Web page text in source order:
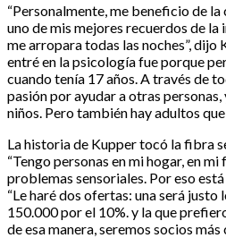
“Personalmente, me beneficio de
uno de mis mejores recuerdos de la
me arropara todas las noches”, dijo
entré en la psicología fue porque
cuando tenía 17 años. A través de
pasión por ayudar a otras personas,
niños. Pero también hay adultos que
La historia de Kupper tocó la fibra
“Tengo personas en mi hogar, en
problemas sensoriales. Por eso está
“Le haré dos ofertas: una será justo
150.000 por el 10%. y la que
de esa manera, seremos socios más